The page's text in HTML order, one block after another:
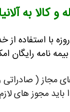
کالا به
با استفاده
نامه رایگان
های مجاز (
باید مجوز های